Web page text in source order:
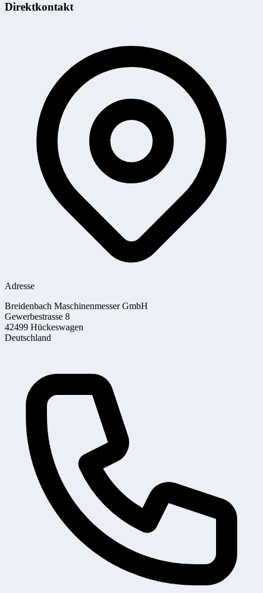
Direktkontakt
Adresse
Breidenbach Maschinenmesser GmbH
Gewerbestrasse 8
42499 Hückeswagen
Deutschland